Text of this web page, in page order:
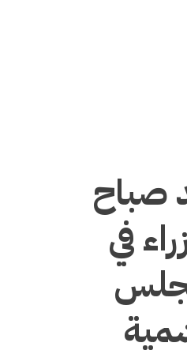
صباح
في